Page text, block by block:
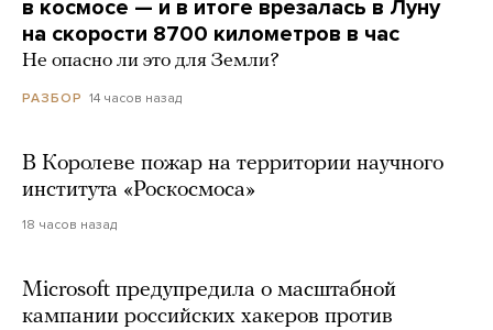
в космосе — и в итоге врезалась в Луну
на скорости 8700 километров в час
Не опасно ли это для Земли?
РАЗБОР 14 часов назад
В Королеве пожар на территории научного
института «Роскосмоса»
18 часов назад
Microsoft предупредила о масштабной
кампании российских хакеров против